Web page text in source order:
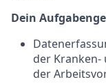
Dein
der Kranken-
der